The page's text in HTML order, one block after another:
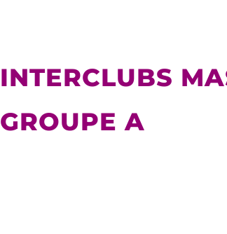
INTERCLUBS
GROUPE A